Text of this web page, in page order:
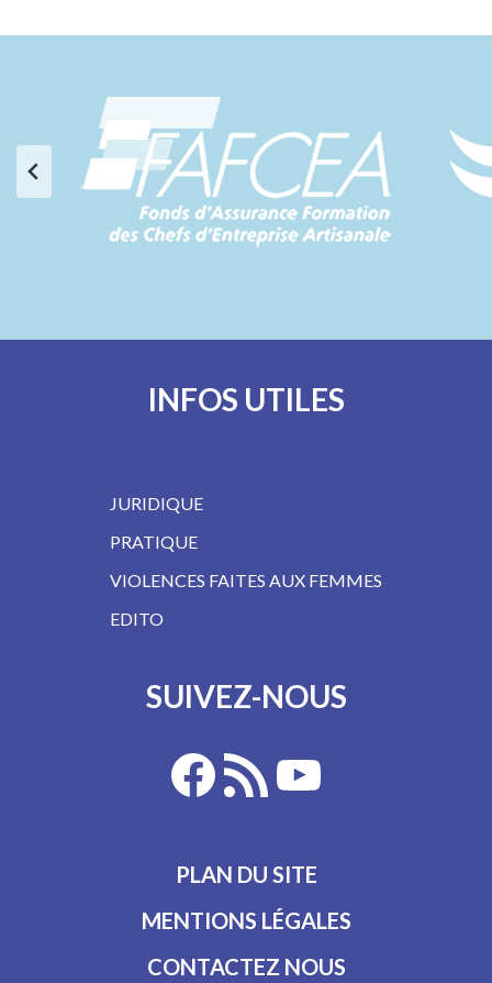
INFOS UTILES
JURIDIQUE
PRATIQUE
VIOLENCES FAITES AUX FEMMES
EDITO
SUIVEZ-NOUS
PLAN DU SITE
MENTIONS LÉGALES
CONTACTEZ NOUS